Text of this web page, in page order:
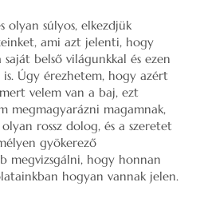
olyan súlyos, elkezdjük
ami azt jelenti, hogy
belső világunkkal és ezen
Úgy érezhetem, hogy azért
velem van a baj, ezt
megmagyarázni magamnak,
rossz dolog, és a szeretet
gyökerező
megvizsgálni, hogy honnan
hogyan vannak jelen.